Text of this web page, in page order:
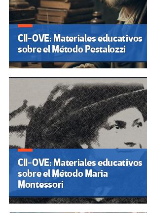
CII-OVE: Materiales educativos
sobre el Método Pestalozzi
CII-OVE: Materiales educativos
sobre el Método Maria
Montessori